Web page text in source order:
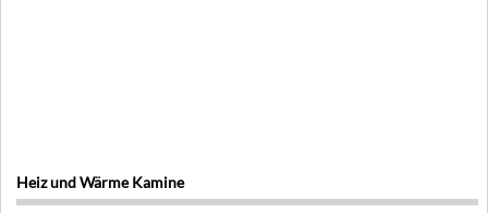
Heiz und Wärme Kamine